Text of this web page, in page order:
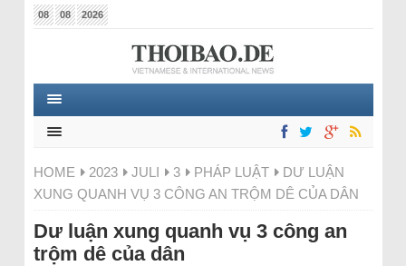
08 08 2026
HOME 2023 JULI 3 PHÁP LUẬT
DƯ LUẬN
XUNG QUANH VỤ 3 CÔNG AN TRỘM DÊ CỦA DÂN
Dư luận xung quanh vụ 3 công an
trộm dê của dân